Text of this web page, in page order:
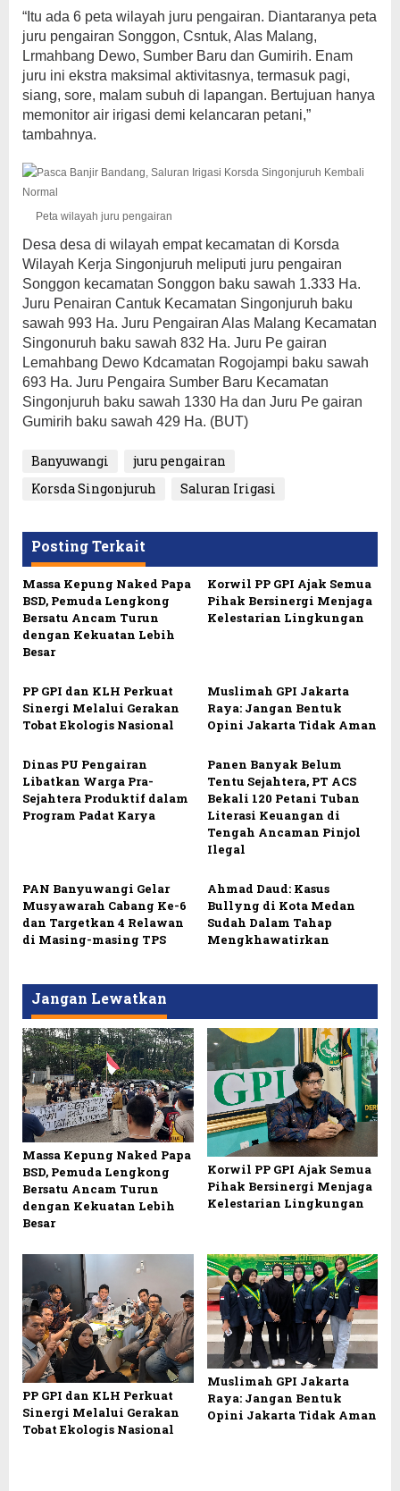
“Itu ada 6 peta wilayah juru pengairan. Diantaranya peta
juru pengairan Songgon, Csntuk, Alas Malang,
Lrmahbang Dewo, Sumber Baru dan Gumirih. Enam
juru ini ekstra maksimal aktivitasnya, termasuk pagi,
siang, sore, malam subuh di lapangan. Bertujuan hanya
memonitor air irigasi demi kelancaran petani,”
tambahnya.
Peta wilayah juru pengairan
Desa desa di wilayah empat kecamatan di Korsda
Wilayah Kerja Singonjuruh meliputi juru pengairan
Songgon kecamatan Songgon baku sawah 1.333 Ha.
Juru Penairan Cantuk Kecamatan Singonjuruh baku
sawah 993 Ha. Juru Pengairan Alas Malang Kecamatan
Singonuruh baku sawah 832 Ha. Juru Pe gairan
Lemahbang Dewo Kdcamatan Rogojampi baku sawah
693 Ha. Juru Pengaira Sumber Baru Kecamatan
Singonjuruh baku sawah 1330 Ha dan Juru Pe gairan
Gumirih baku sawah 429 Ha. (BUT)
Banyuwangi
juru pengairan
Korsda Singonjuruh
Saluran Irigasi
Posting Terkait
Massa Kepung Naked Papa
BSD, Pemuda Lengkong
Bersatu Ancam Turun
dengan Kekuatan Lebih
Besar
Korwil PP GPI Ajak Semua
Pihak Bersinergi Menjaga
Kelestarian Lingkungan
PP GPI dan KLH Perkuat
Sinergi Melalui Gerakan
Tobat Ekologis Nasional
Muslimah GPI Jakarta
Raya: Jangan Bentuk
Opini Jakarta Tidak Aman
Dinas PU Pengairan
Libatkan Warga Pra-
Sejahtera Produktif dalam
Program Padat Karya
Panen Banyak Belum
Tentu Sejahtera, PT ACS
Bekali 120 Petani Tuban
Literasi Keuangan di
Tengah Ancaman Pinjol
Ilegal
PAN Banyuwangi Gelar
Musyawarah Cabang Ke-6
dan Targetkan 4 Relawan
di Masing-masing TPS
Ahmad Daud: Kasus
Bullyng di Kota Medan
Sudah Dalam Tahap
Mengkhawatirkan
Jangan Lewatkan
Massa Kepung Naked Papa
BSD, Pemuda Lengkong
Bersatu Ancam Turun
dengan Kekuatan Lebih
Besar
Korwil PP GPI Ajak Semua
Pihak Bersinergi Menjaga
Kelestarian Lingkungan
PP GPI dan KLH Perkuat
Sinergi Melalui Gerakan
Tobat Ekologis Nasional
Muslimah GPI Jakarta
Raya: Jangan Bentuk
Opini Jakarta Tidak Aman